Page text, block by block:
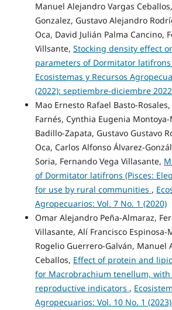
Manuel Alejandro Vargas
Gonzalez, Gustavo Alejandro
Oca, David Julián Palma Cancino,
Villsante, Stocking density effect
parameters of Dormitator latifrons
Ecosistemas y Recursos
(2022): septiembre-diciembre 2022
Mao Ernesto Rafael Basto-
Farnés, Cynthia Eugenia
Badillo-Zapata, Gustavo Gustavo
Oca, Carlos Alfonso Álvarez-
Soria, Fernando Vega Villasante,
of Dormitator latifrons (Pisces:
for use by rural communities ,
Agropecuarios: Vol. 7 No. 1 (2020)
Omar Alejandro Peña-Almaraz,
Villasante, Alí Francisco Espinosa-
Rogelio Guerrero-Galván, Manuel
Ceballos, Effect of protein and
for Macrobrachium tenellum, with
reproductive indicators ,
Agropecuarios: Vol. 10 No. 1